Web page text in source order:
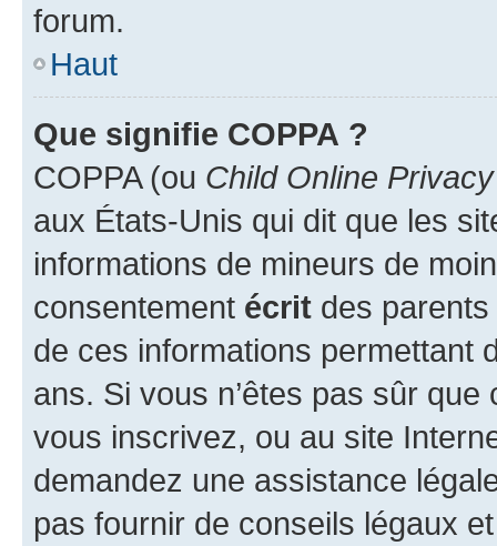
forum.
Haut
Que signifie COPPA ?
COPPA (ou Child Online
aux États-Unis qui dit que les
informations de mineurs de
consentement écrit des parents
de ces informations permettant
ans. Si vous n’êtes pas sûr
vous inscrivez, ou au site
demandez une assistance
pas fournir de conseils légaux